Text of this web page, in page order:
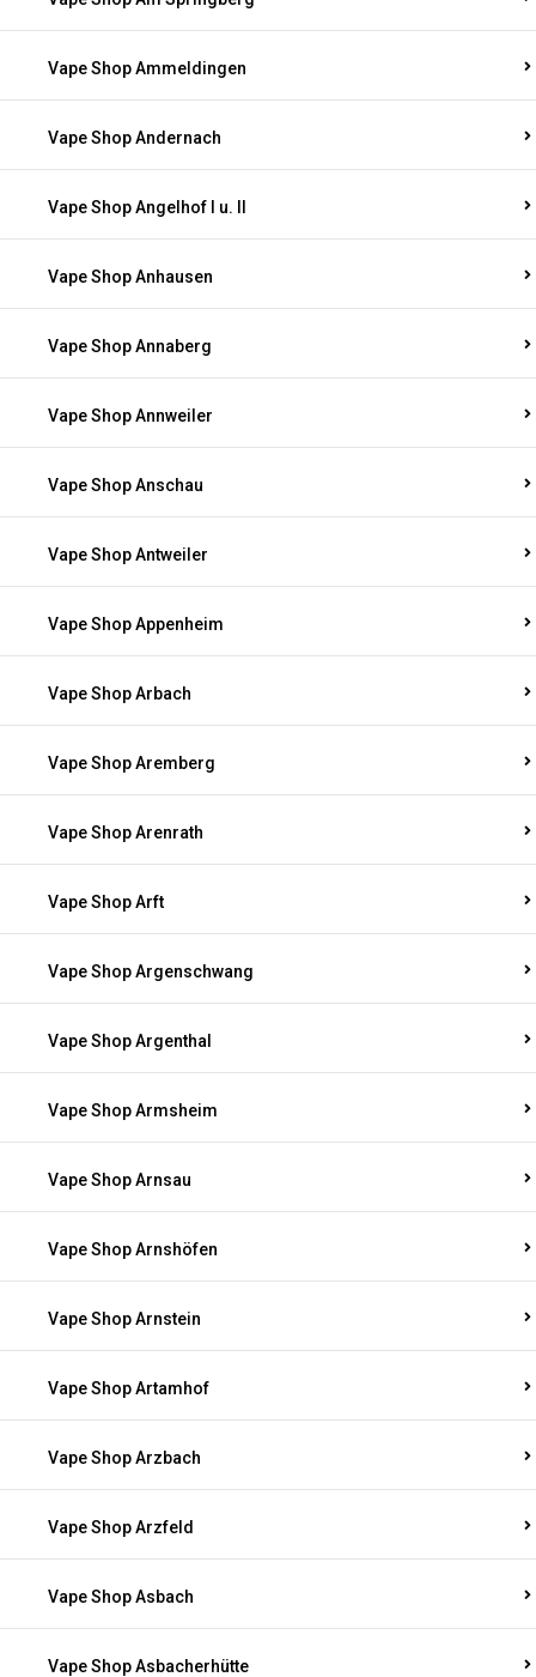
Vape Shop Ammeldingen
Vape Shop Andernach
Vape Shop Angelhof I u. II
Vape Shop Anhausen
Vape Shop Annaberg
Vape Shop Annweiler
Vape Shop Anschau
Vape Shop Antweiler
Vape Shop Appenheim
Vape Shop Arbach
Vape Shop Aremberg
Vape Shop Arenrath
Vape Shop Arft
Vape Shop Argenschwang
Vape Shop Argenthal
Vape Shop Armsheim
Vape Shop Arnsau
Vape Shop Arnshöfen
Vape Shop Arnstein
Vape Shop Artamhof
Vape Shop Arzbach
Vape Shop Arzfeld
Vape Shop Asbach
Vape Shop Asbacherhütte